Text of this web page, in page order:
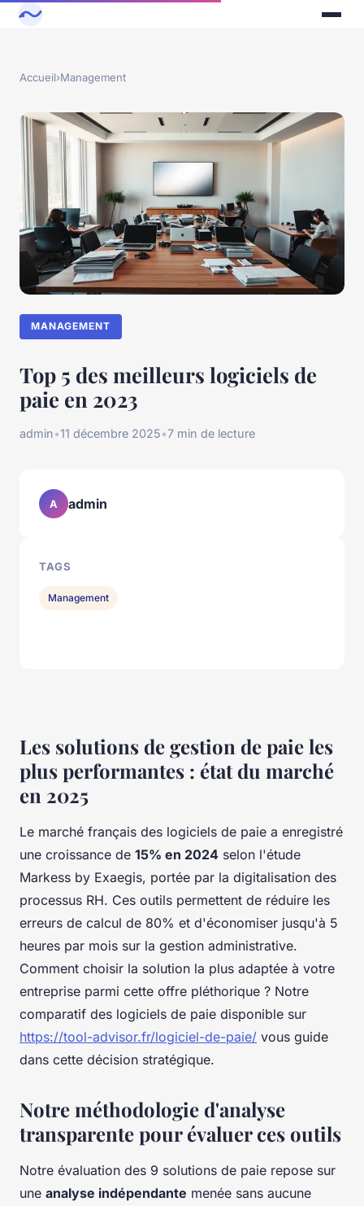
Accueil›Management
MANAGEMENT
Top 5 des meilleurs logiciels de
paie en 2023
admin•11 décembre 2025•7 min de lecture
Les solutions de gestion de paie les
plus performantes : état du marché
en 2025
Le marché français des logiciels de paie a enregistré
une croissance de 15% en 2024 selon l'étude
Markess by Exaegis, portée par la digitalisation des
processus RH. Ces outils permettent de réduire les
erreurs de calcul de 80% et d'économiser jusqu'à 5
heures par mois sur la gestion administrative.
Comment choisir la solution la plus adaptée à votre
entreprise parmi cette offre pléthorique ? Notre
comparatif des logiciels de paie disponible sur
https://tool-advisor.fr/logiciel-de-paie/ vous guide
dans cette décision stratégique.
Notre méthodologie d'analyse
transparente pour évaluer ces outils
Notre évaluation des 9 solutions de paie repose sur
une analyse indépendante menée sans aucune
A admin
TAGS
Management